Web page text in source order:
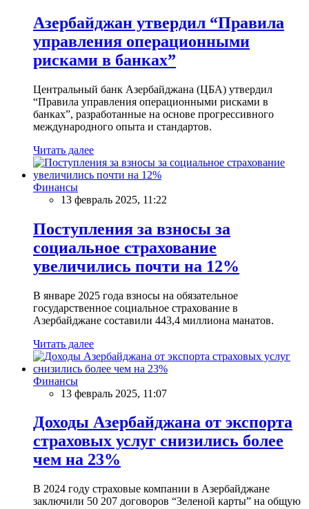
Азербайджан утвердил “Правила
управления операционными
рисками в банках”
Центральный банк Азербайджана (ЦБА) утвердил
“Правила управления операционными рисками в
банках”, разработанные на основе прогрессивного
международного опыта и стандартов.
Читать далее
Финансы
13 февраль 2025, 11:22
Поступления за взносы за
социальное страхование
увеличились почти на 12%
В январе 2025 года взносы на обязательное
государственное социальное страхование в
Азербайджане составили 443,4 миллиона манатов.
Читать далее
Финансы
13 февраль 2025, 11:07
Доходы Азербайджана от экспорта
страховых услуг снизились более
чем на 23%
В 2024 году страховые компании в Азербайджане
заключили 50 207 договоров “Зеленой карты” на общую